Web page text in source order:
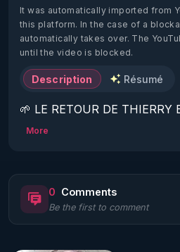
It was automatically imported from
this platform. In the case of a
automatically takes over. The
until the video is blocked.
Description Résumé
🌱 LE RETOUR DE THIERRY
2022)!
https://www.rgnr.fr/
🌱 LE MAGAZINE RÉGÉNÈRE
More
0 Comments
Be the first to comment